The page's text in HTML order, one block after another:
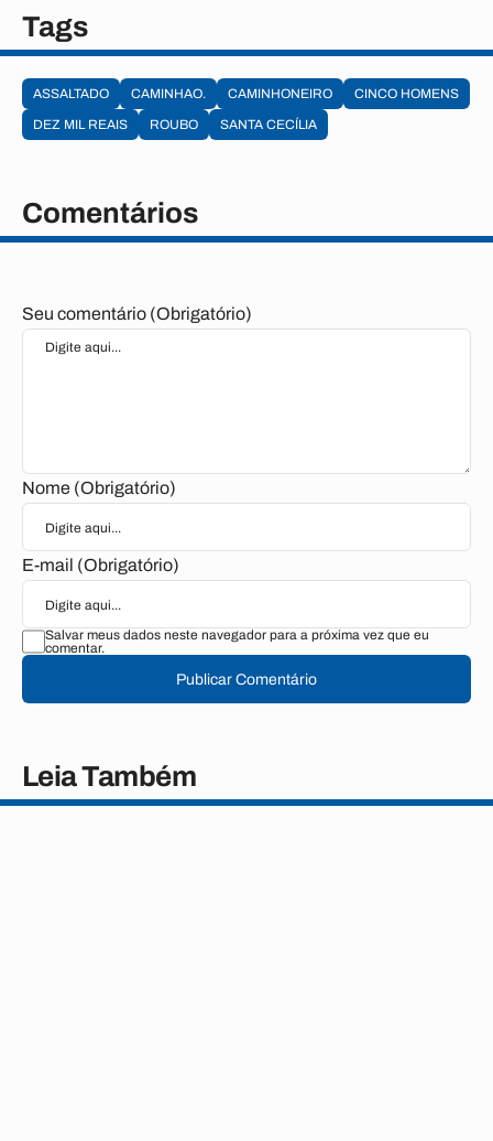
Tags
ASSALTADO CAMINHAO. CAMINHONEIRO
CINCO HOMENS
DEZ MIL REAIS
ROUBO SANTA CECÍLIA
Comentários
Seu comentário (Obrigatório)
Nome (Obrigatório)
E-mail (Obrigatório)
Salvar meus dados neste navegador para a próxima vez que eu
comentar.
Publicar Comentário
Leia Também